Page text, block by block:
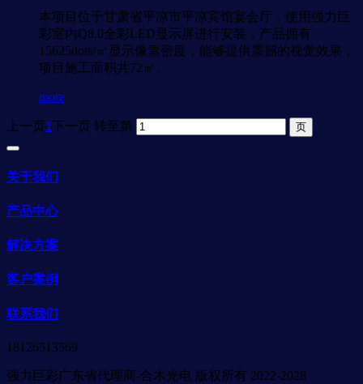
本项目位于甘肃省平凉市平凉宾馆宴会厅，使用强力巨
彩室内Q8.0全彩LED显示屏进行安装，产品拥有
15625dots/㎡显示像素密度，能够提供震撼的视觉效果，
项目施工面积共72㎡。
more
上一页1下一页 转至第
关于我们
产品中心
解决方案
客户案例
联系我们
18126513569
强力巨彩广东省代理商-合木光电 版权所有 2022-2028